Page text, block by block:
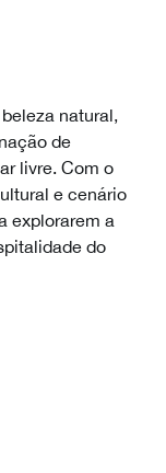
natural,
de
livre. Com o
e cenário
explorarem a
do